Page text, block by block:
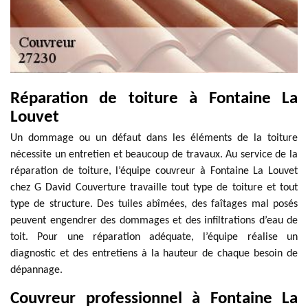
Réparation de toiture à Fontaine La
Louvet
Un dommage ou un défaut dans les éléments de la toiture
nécessite un entretien et beaucoup de travaux. Au service de la
réparation de toiture, l’équipe couvreur à Fontaine La Louvet
chez G David Couverture travaille tout type de toiture et tout
type de structure. Des tuiles abîmées, des faîtages mal posés
peuvent engendrer des dommages et des infiltrations d’eau de
toit. Pour une réparation adéquate, l’équipe réalise un
diagnostic et des entretiens à la hauteur de chaque besoin de
dépannage.
Couvreur professionnel à Fontaine La